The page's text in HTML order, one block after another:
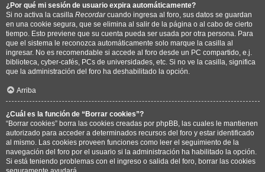
¿Por qué mi sesión de usuario expira automáticamente?
Si no activa la casilla Recordarcuando ingresa al foro, sus datos se guardan
en una cookie segura, que se elimina al salir de la página o al cabo de cierto
tiempo. Esto previene que su cuenta pueda ser usada por otra persona. Para
que el sistema le reconozca automáticamente solo marque la casilla al
ingresar. No es recomendable si accede al foro desde un PC compartido, e.j.
biblioteca, cyber-cafés, PCs de universidades, etc. Si no ve la casilla, significa
que la administración del foro ha deshabilitado la opción.
Arriba
¿Cuál es la función de “Borrar cookies”?
“Borrar cookies” borra las cookies creadas por phpBB, las cuales le mantienen
autorizado para acceder a determinados recursos del foro y estar identificado
al mismo. Las cookies proveen funciones como leer el seguimiento de la
navegación del foro por el usuario si la administración ha habilitado la opción.
Si está teniendo problemas con el ingreso o salida del foro, borrar las cookies